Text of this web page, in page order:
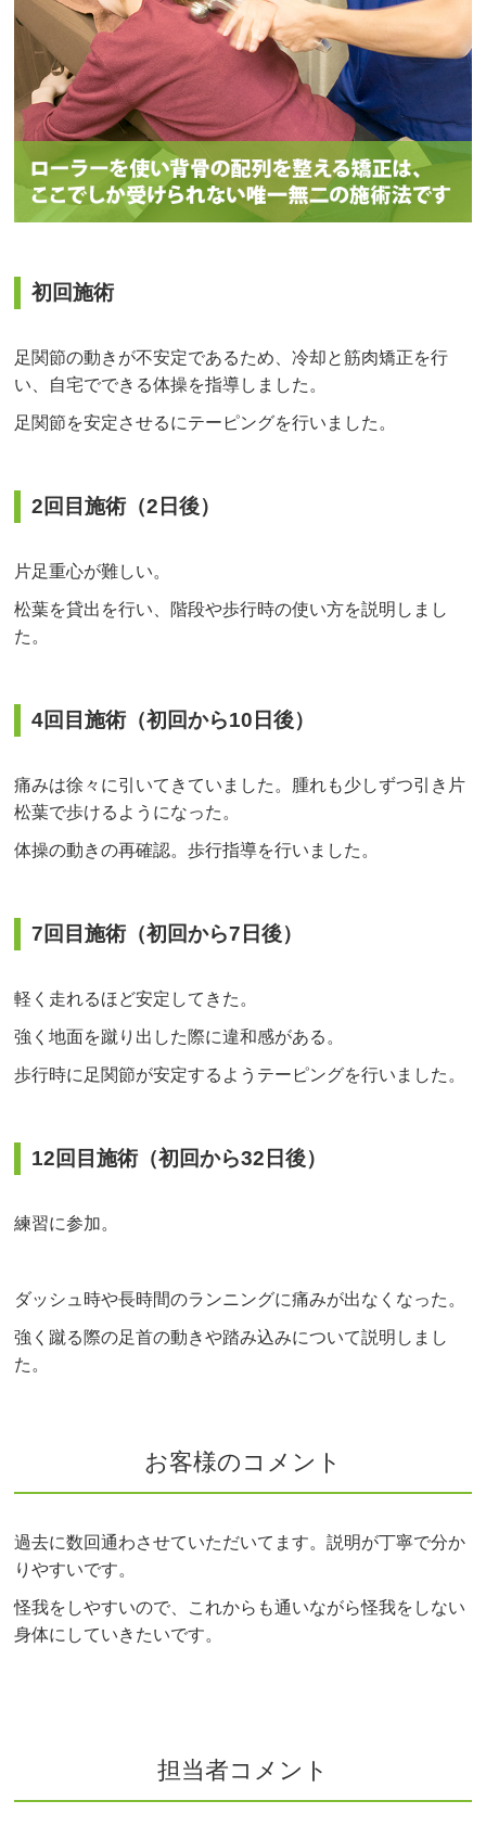
初回施術
足関節の動きが不安定であるため、冷却と筋肉矯正を行
い、自宅でできる体操を指導しました。
足関節を安定させるにテーピングを行いました。
2回目施術（2日後）
片足重心が難しい。
松葉を貸出を行い、階段や歩行時の使い方を説明しまし
た。
4回目施術（初回から10日後）
痛みは徐々に引いてきていました。腫れも少しずつ引き片
松葉で歩けるようになった。
体操の動きの再確認。歩行指導を行いました。
7回目施術（初回から7日後）
軽く走れるほど安定してきた。
強く地面を蹴り出した際に違和感がある。
歩行時に足関節が安定するようテーピングを行いました。
12回目施術（初回から32日後）
練習に参加。
ダッシュ時や長時間のランニングに痛みが出なくなった。
強く蹴る際の足首の動きや踏み込みについて説明しまし
た。
お客様のコメント
過去に数回通わさせていただいてます。説明が丁寧で分か
りやすいです。
怪我をしやすいので、これからも通いながら怪我をしない
身体にしていきたいです。
担当者コメント